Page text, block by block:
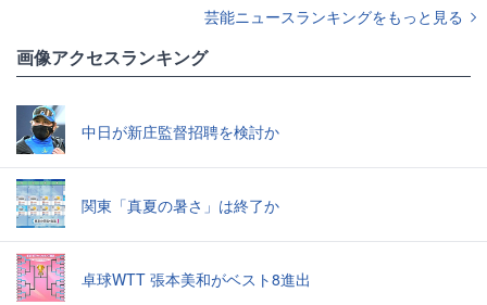
芸能ニュースランキングをもっと見る
画像アクセスランキング
中日が新庄監督招聘を検討か
関東「真夏の暑さ」は終了か
卓球WTT 張本美和がベスト8進出